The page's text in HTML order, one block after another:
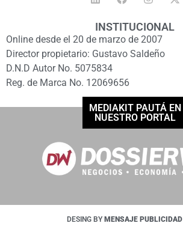
INSTITUCIONAL
Online desde el 20 de marzo de 2007
Director propietario: Gustavo Saldeño
D.N.D Autor No. 5075834
Reg. de Marca No. 12069656
MEDIAKIT PAUTÁ EN
NUESTRO PORTAL
DESING BY MENSAJE PUBLICIDAD